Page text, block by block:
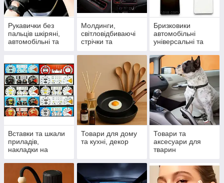
Рукавички без
пальців шкіряні,
автомобільні та
Молдинги,
світловідбиваючі
стрічки та
Бризковики
автомобільні
універсальні та
Вставки та шкали
приладів,
накладки на
Товари для дому
та кухні, декор
Товари та
аксесуари для
тварин